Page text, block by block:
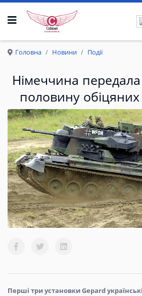
РОЗПРАВКРИЛА
Головна Новини Події
Німеччина передала
половину обіцяних
Перші три установки Gepard